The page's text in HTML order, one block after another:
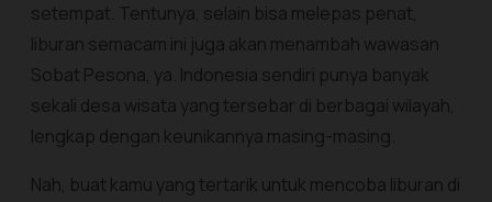
setempat. Tentunya, selain bisa melepas penat,
liburan semacam ini juga akan menambah wawasan
Sobat Pesona, ya. Indonesia sendiri punya banyak
sekali desa wisata yang tersebar di berbagai wilayah,
lengkap dengan keunikannya masing-masing.
Nah, buat kamu yang tertarik untuk mencoba liburan di